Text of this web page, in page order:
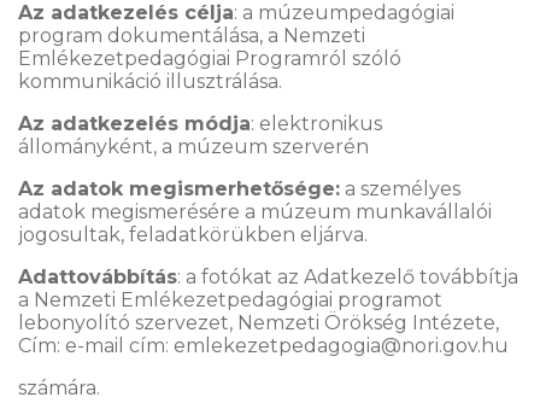
Az adatkezelés célja: a múzeumpedagógiai
program dokumentálása, a Nemzeti
Emlékezetpedagógiai Programról szóló
kommunikáció illusztrálása.
Az adatkezelés módja: elektronikus
állományként, a múzeum szerverén
Az adatok megismerhetősége: a személyes
adatok megismerésére a múzeum munkavállalói
jogosultak, feladatkörükben eljárva.
Adattovábbítás: a fotókat az Adatkezelő továbbítja
a Nemzeti Emlékezetpedagógiai programot
lebonyolító szervezet, Nemzeti Örökség Intézete,
Cím: e-mail cím: emlekezetpedagogia@nori.gov.hu
számára.